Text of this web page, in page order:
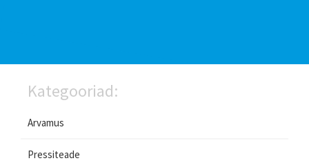
Kategooriad:
Arvamus
Pressiteade